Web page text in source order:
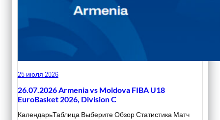
25 июля 2026
26.07.2026 Armenia vs Moldova FIBA U18
EuroBasket 2026, Division C
КалендарьТаблица Выберите Обзор Статистика Матч